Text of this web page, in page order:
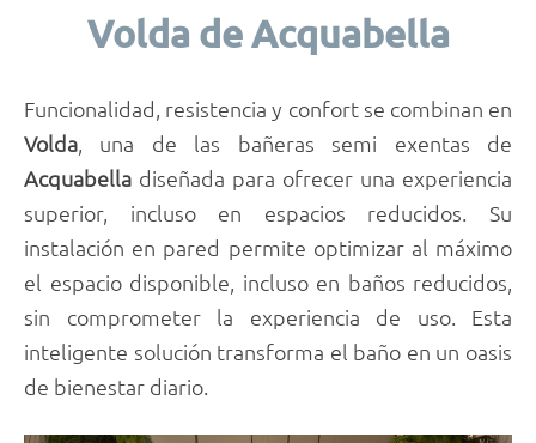
Volda de Acquabella
Funcionalidad, resistencia y confort se combinan en
Volda, una de las bañeras semi exentas de
Acquabella diseñada para ofrecer una experiencia
superior, incluso en espacios reducidos. Su
instalación en pared permite optimizar al máximo
el espacio disponible, incluso en baños reducidos,
sin comprometer la experiencia de uso. Esta
inteligente solución transforma el baño en un oasis
de bienestar diario.